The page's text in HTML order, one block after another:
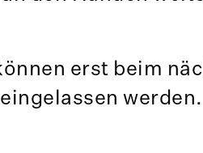
erst beim
werden.